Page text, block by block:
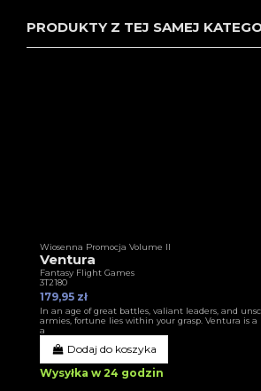
PRODUKTY Z TEJ SAMEJ
Wiosenna Promocja Volume II
Ventura
Fantasy Flight Games
3T2180
179,95 zł
In an age of great battles, valiant leaders, and
armies, fortune lies within your grasp. Ventura is a
a
Dodaj do koszyka
Wysyłka w 24 godzin